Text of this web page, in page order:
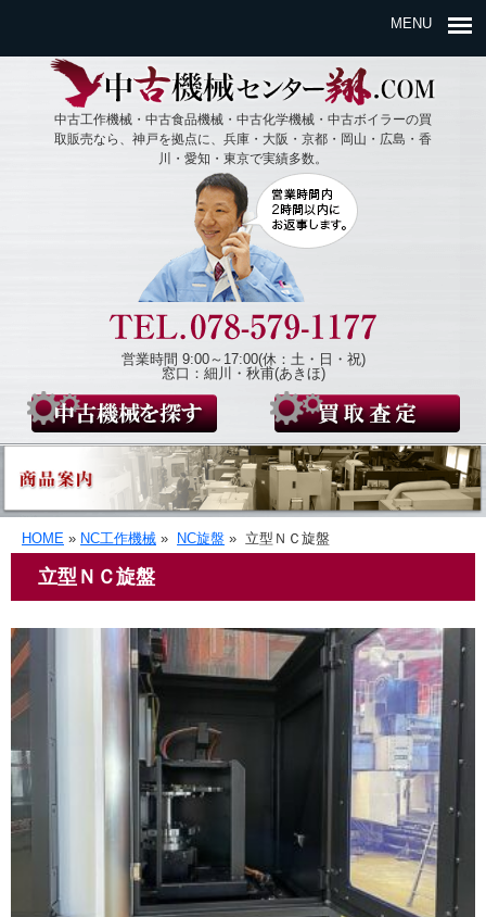
MENU
中古工作機械・中古食品機械・中古化学機械・中古ボイラーの買
取販売なら、神戸を拠点に、兵庫・大阪・京都・岡山・広島・香
川・愛知・東京で実績多数。
営業時間 9:00～17:00(休：土・日・祝)
窓口：細川・秋甫(あきほ)
HOME » NC工作機械 » NC旋盤 » 立型ＮＣ旋盤
立型ＮＣ旋盤